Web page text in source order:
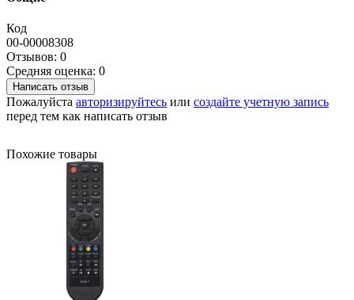
Код
00-00008308
Отзывов: 0
Средняя оценка: 0
Написать отзыв
Пожалуйста авторизируйтесь или создайте учетную запись
перед тем как написать отзыв
Похожие товары